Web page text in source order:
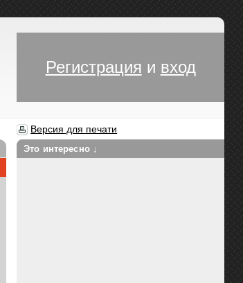
Регистрация и вход
Версия для печати
Это интересно ↓